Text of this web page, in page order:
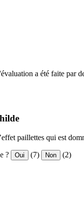
a été faite par
paillettes qui est
? Oui (7) Non (2)